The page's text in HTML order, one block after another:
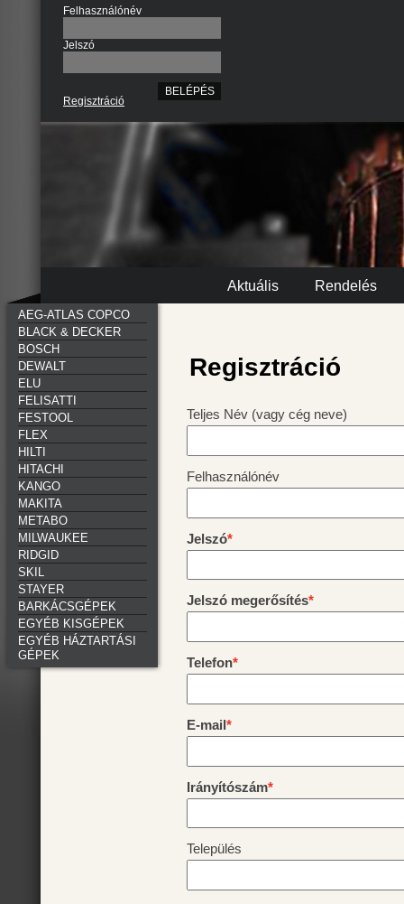
Felhasználónév
Jelszó
Regisztráció
Aktuális Rendelés
AEG-ATLAS COPCO
BLACK & DECKER
BOSCH
DEWALT
ELU
FELISATTI
FESTOOL
FLEX
HILTI
HITACHI
KANGO
MAKITA
METABO
MILWAUKEE
RIDGID
SKIL
STAYER
BARKÁCSGÉPEK
EGYÉB KISGÉPEK
EGYÉB HÁZTARTÁSI
GÉPEK
Regisztráció
Teljes Név (vagy cég neve)
Felhasználónév
Jelszó
Jelszó megerősítés
Telefon
E-mail
Irányítószám
Település